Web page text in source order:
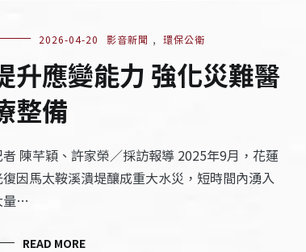
2026-04-20 影音新聞 , 環保公衛
升應變能力 強化災難醫
整備
陳芊穎、許家榮／採訪報導 2025年9月，花蓮
因馬太鞍溪潰堤釀成重大水災，短時間內湧入
量…
READ MORE